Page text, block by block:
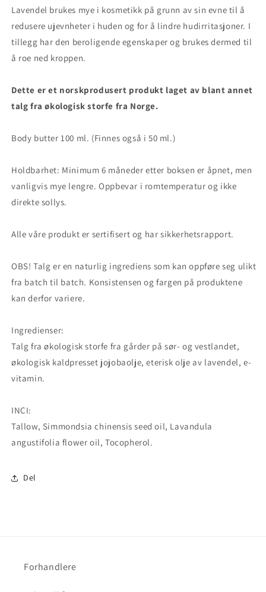
Lavendel brukes mye i kosmetikk på grunn av sin evne til å
redusere ujevnheter i huden og for å lindre hudirritasjoner. I
tillegg har den beroligende egenskaper og brukes dermed til
å roe ned kroppen.
Dette er et norskprodusert produkt laget av blant annet
talg fra økologisk storfe fra Norge.
Body butter 100 ml. (Finnes også i 50 ml.)
Holdbarhet: Minimum 6 måneder etter boksen er åpnet, men
vanligvis mye lengre. Oppbevar i romtemperatur og ikke
direkte sollys.
Alle våre produkt er sertifisert og har sikkerhetsrapport.
OBS! Talg er en naturlig ingrediens som kan oppføre seg ulikt
fra batch til batch. Konsistensen og fargen på produktene
kan derfor variere.
Ingredienser:
Talg fra økologisk storfe fra gårder på sør- og vestlandet,
økologisk kaldpresset jojobaolje, eterisk olje av lavendel, e-
vitamin.
INCI:
Tallow, Simmondsia chinensis seed oil, Lavandula
angustifolia flower oil,Tocopherol.
Del
Forhandlere